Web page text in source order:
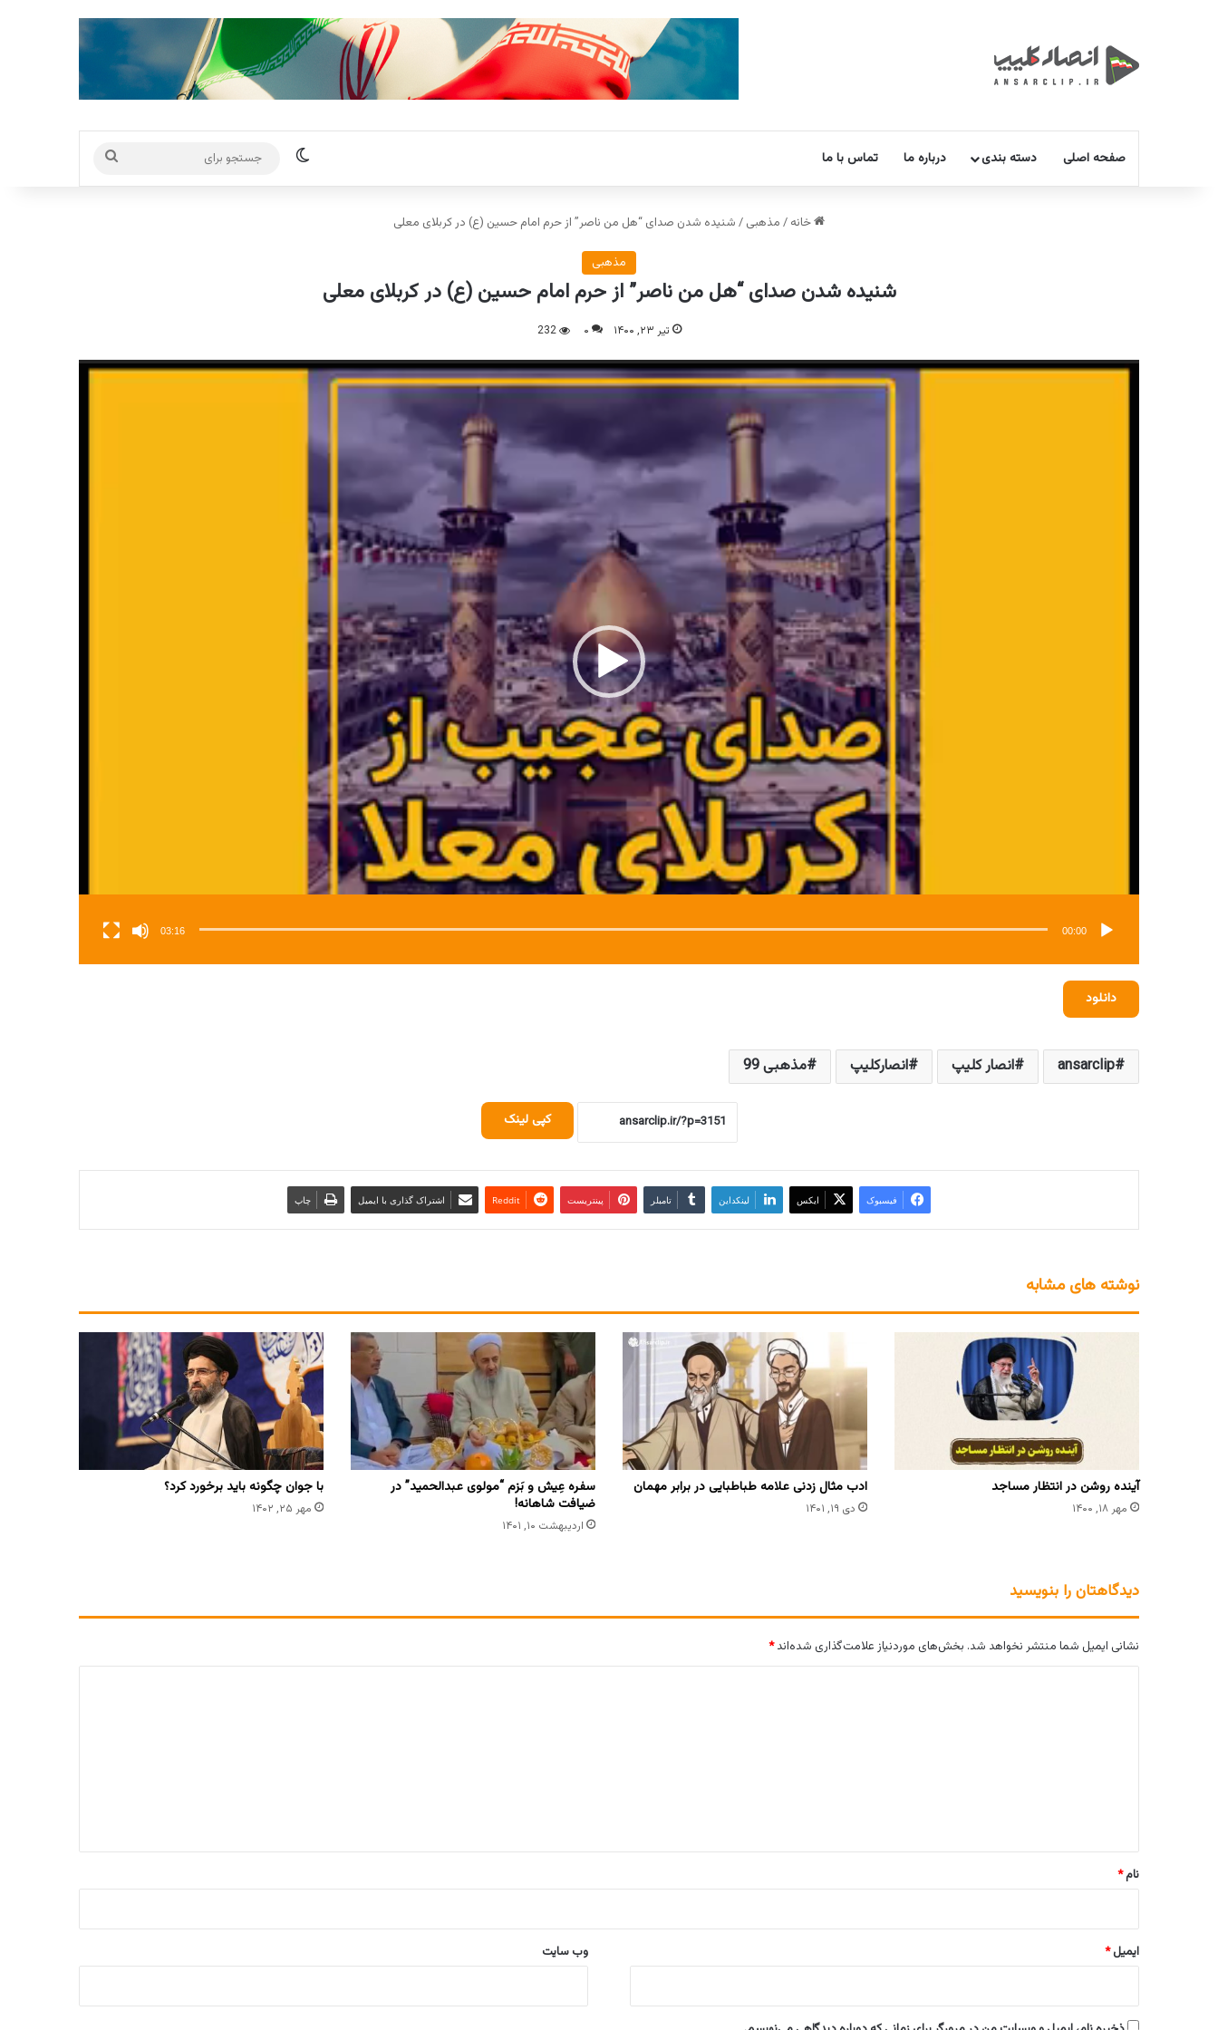
صفحه اصلی دسته بندی درباره ما تماس با ما تغییر پوسته
برای
خانه / مذهبی / شنیده شدن صدای “هل من ناصر” از حرم امام حسین (ع) در کربلای معلی
مذهبی
شنیده شدن صدای “هل من ناصر” از حرم امام حسین (ع) در کربلای معلی
تیر ۲۳, ۱۴۰۰ ۰ 232
نمایشگر
ویدیو
00:00
03:16
دانلود
ansarclip انصار کلیپ انصارکلیپ مذهبی 99
کپی لینک
فیسبوک ایکس لینکداین تامبلر پینتریست Reddit اشتراک گذاری با ایمیل چاپ
نوشته های مشابه
آینده روشن در انتظار مساجد
مهر ۱۸, ۱۴۰۰
ادب مثال زدنی علامه طباطبایی در برابر مهمان
دی ۱۹, ۱۴۰۱
سفره عِیش و بَزم “مولوی عبدالحمید” در
ضیافت شاهانه!
اردیبهشت ۱۰, ۱۴۰۱
با جوان چگونه باید برخورد کرد؟
مهر ۲۵, ۱۴۰۲
دیدگاهتان را بنویسید
نشانی ایمیل شما منتشر نخواهد شد. بخش‌های موردنیاز علامت‌گذاری شده‌اند*
نام*
ایمیل* وب‌ سایت